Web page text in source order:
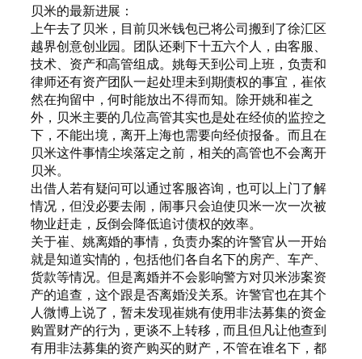
贝米的最新进展：
上午去了贝米，目前贝米钱包已将公司搬到了徐汇区
越界创意创业园。团队还剩下十五六个人，由客服、
技术、资产和高管组成。姚每天到公司上班，负责和
律师还有资产团队一起处理未到期债权的事宜，崔依
然在拘留中，何时能放出不得而知。除开姚和崔之
外，贝米主要的几位高管其实也是处在经侦的监控之
下，不能出境，离开上海也需要向经侦报备。而且在
贝米这件事情尘埃落定之前，相关的高管也不会离开
贝米。
出借人若有疑问可以通过客服咨询，也可以上门了解
情况，但没必要去闹，闹事只会迫使贝米一次一次被
物业赶走，反倒会降低追讨债权的效率。
关于崔、姚离婚的事情，负责办案的许警官从一开始
就是知道实情的，包括他们各自名下的房产、车产、
货款等情况。但是离婚并不会影响警方对贝米涉案资
产的追查，这个跟是否离婚没关系。许警官也在其个
人微博上说了，暂未发现崔姚有使用非法募集的资金
购置财产的行为，更谈不上转移，而且但凡让他查到
有用非法募集的资产购买的财产，不管在谁名下，都